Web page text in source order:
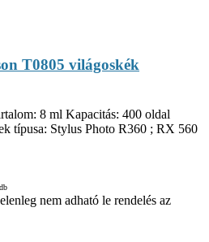
T0805 világoskék
8 ml Kapacitás: 400 oldal
típusa: Stylus Photo R360 ; RX 560
nem adható le rendelés az